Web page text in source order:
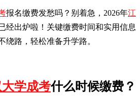
报名缴费发愁吗？别着急，2026年江
经出炉啦！关键缴费时间和实用信息
绕路，轻松准备升学路。
学成考什么时候缴费？